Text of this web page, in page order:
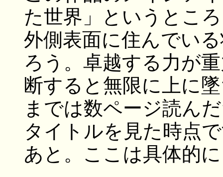
た世界」というとこ
外側表面に住んでい
ろう。卓越する力が
断すると無限に上に
までは数ページ読ん
タイトルを見た時点
あと。ここは具体的